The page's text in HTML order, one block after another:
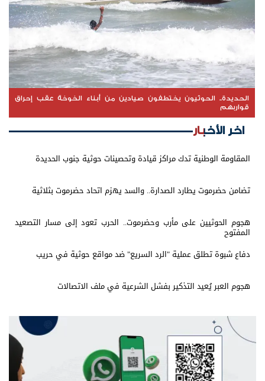
الحديدة.. الحوثيون يختطفون صيادين من أبناء الخوخة عقب إحراق
قواربهم
اخر الأخبار
المقاومة الوطنية تدك مراكز قيادة وتحصينات حوثية جنوب الحديدة
تضامن حضرموت يطارد الصدارة.. والسد يهزم اتحاد حضرموت بثلاثية
هجوم الحوثيين على مأرب وحضرموت.. الحرب تعود إلى مسار التصعيد
المفتوح
دفاع شبوة تطلق عملية "الرد السريع" ضد مواقع حوثية في حريب
هجوم العبر يُعيد التذكير بفشل الشرعية في ملف الاتصالات